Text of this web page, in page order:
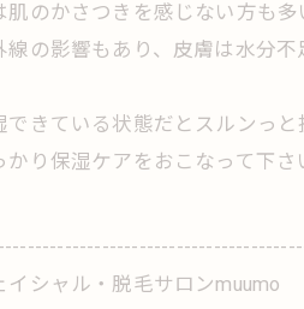
肌のかさつきを感じない方も
線の影響もあり、皮膚は水分不
できている状態だとスルンっ
かり保湿ケアをおこなって下
イシャル・脱毛サロンmuumo